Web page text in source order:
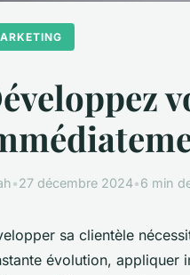
•27 décembre 2024•6 min
sa clientèle
évolution, appliquer